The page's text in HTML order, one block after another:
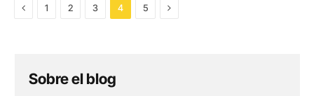
Previous
1 2 3 4 5 Next
Sobre el blog